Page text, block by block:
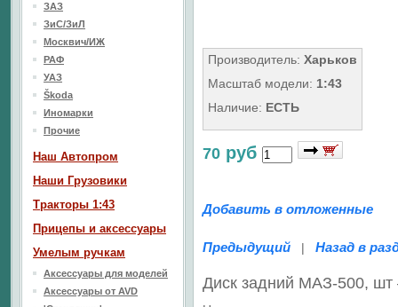
Производитель: Харьков
Масштаб модели: 1:43
Наличие: ЕСТЬ
70 руб
Добавить в отложенные
Предыдущий | Назад в
Диск задний МАЗ-500,
ЗАЗ
ЗиС/ЗиЛ
Москвич/ИЖ
РАФ
УАЗ
Škoda
Иномарки
Прочие
Наш Aвтопром
Наши Грузовики
Тракторы 1:43
Прицепы и аксессуары
Умелым ручкам
Аксессуары для моделей
Аксессуары от AVD